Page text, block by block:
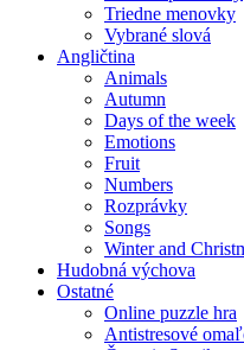
Triedne menovky
Vybrané slová
Angličtina
Animals
Autumn
Days of the week
Emotions
Fruit
Numbers
Rozprávky
Songs
Winter and
Hudobná výchova
Ostatné
Online puzzle hra
Antistresové